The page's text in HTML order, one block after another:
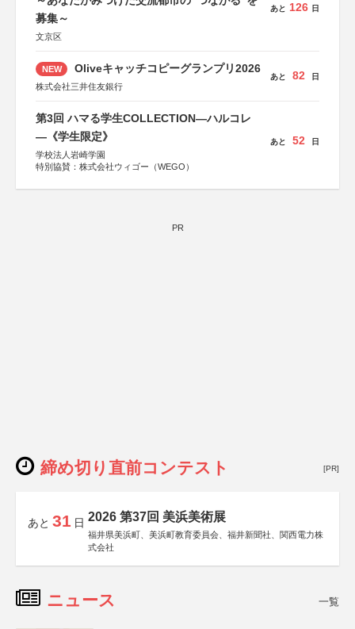
募集～
文京区
あと 126 日
NEW Oliveキャッチコピーグランプリ2026
株式会社三井住友銀行
あと 82 日
第3回 ハマる学生COLLECTION―ハルコレ
―《学生限定》
学校法人岩崎学園
特別協賛：株式会社ウィゴー（WEGO）
あと 52 日
PR
締め切り直前コンテスト [PR]
あと 31 日 2026 第37回 美浜美術展
福井県美浜町、美浜町教育委員会、福井新聞社、関西電力株
式会社
ニュース 一覧